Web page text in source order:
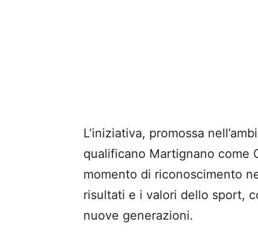
L’iniziativa, promossa
qualificano Martignano come
momento di riconoscimento
risultati e i valori dello sport,
nuove generazioni.